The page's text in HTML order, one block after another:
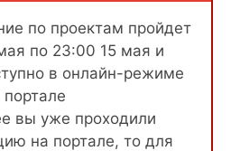
по проектам пройдет
по 23:00 15 мая и
в онлайн-режиме
вы уже проходили
на портале, то для